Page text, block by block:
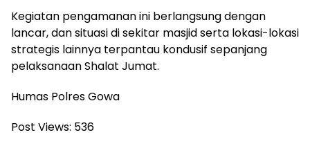
Kegiatan pengamanan ini berlangsung dengan
lancar, dan situasi di sekitar masjid serta lokasi-lokasi
strategis lainnya terpantau kondusif sepanjang
pelaksanaan Shalat Jumat.
Humas Polres Gowa
Post Views: 536